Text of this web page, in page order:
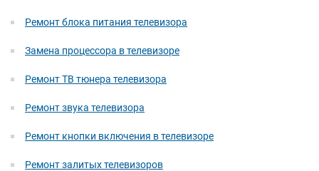
Ремонт блока питания телевизора
Замена процессора в телевизоре
Ремонт ТВ тюнера телевизора
Ремонт звука телевизора
Ремонт кнопки включения в телевизоре
Ремонт залитых телевизоров